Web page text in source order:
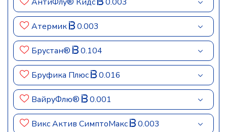
Атермик 0.003
Брустан® 0.104
Бруфика Плюс 0.016
ВайруФлю® 0.001
Викс Актив СимптоМакс 0.003